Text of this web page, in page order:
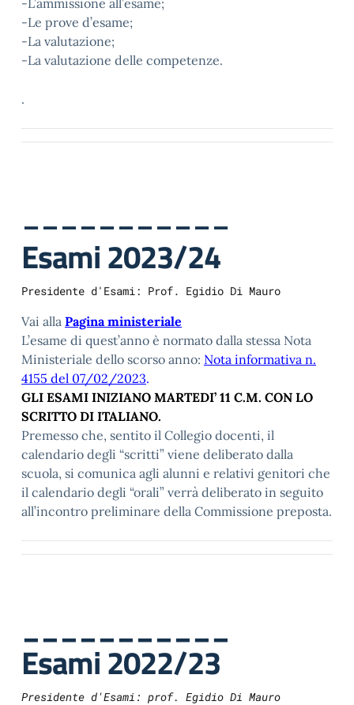
-Le prove d’esame;
-La valutazione;
-La valutazione delle competenze.
.
Esami 2023/24
Presidente d'Esami: Prof. Egidio Di Mauro
Vai alla Pagina ministeriale
L’esame di quest’anno è normato dalla stessa Nota
Ministeriale dello scorso anno: Nota informativa n.
4155 del 07/02/2023.
GLI ESAMI INIZIANO MARTEDI’ 11 C.M. CON LO
SCRITTO DI ITALIANO.
Premesso che, sentito il Collegio docenti, il
calendario degli “scritti” viene deliberato dalla
scuola, si comunica agli alunni e relativi genitori che
il calendario degli “orali” verrà deliberato in seguito
all’incontro preliminare della Commissione preposta.
Esami 2022/23
Presidente d'Esami: prof. Egidio Di Mauro